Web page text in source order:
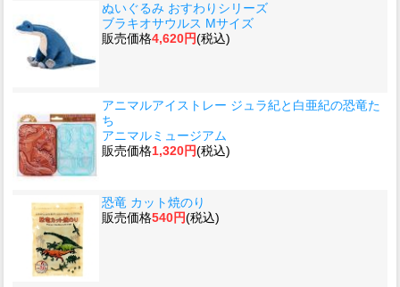
ぬいぐるみ おすわりシリーズ
ブラキオサウルス Mサイズ
販売価格4,620円(税込)
アニマルアイストレー ジュラ紀と白亜紀の恐竜た
ち
アニマルミュージアム
販売価格1,320円(税込)
恐竜 カット焼のり
販売価格540円(税込)